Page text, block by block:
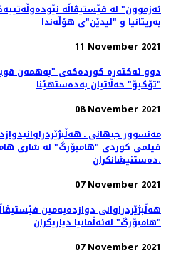
بەریتانیا و "لیدێن"ی هۆڵەندا
11 November 2021
دوو ئەکتەرە کوردەکەی "بەهمەن
"تۆکیۆ" خەڵاتیان بەدەستهێنا
08 November 2021
مەنسوور جیهانی ـ
فیلمی کوردی "هامبۆرگ" لە شاری
ده‌ستنیشانکران.
07 November 2021
هه‌ڵبژێردراوانی دوازدەیەمین
"هامبۆرگ" لەئەڵمانیا دیاریکران
07 November 2021